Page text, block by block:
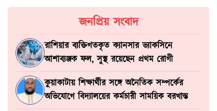
জনপ্রিয় সংবাদ
রাশিয়ার ব্যক্তিগতকৃত ক্যানসার ভ্যাকসিনে
আশাব্যঞ্জক ফল, সুস্থ রয়েছেন প্রথম রোগী
কুয়াকাটায় শিক্ষার্থীর সঙ্গে অনৈতিক সম্পর্কের
অভিযোগে বিদ্যালয়ের কর্মচারী সাময়িক বরখাস্ত